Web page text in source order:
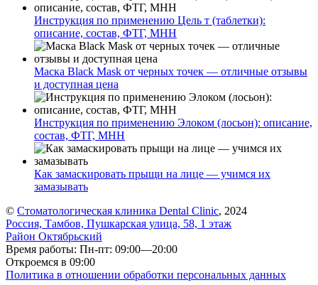
Инструкция по применению Цель т (таблетки):
описание, состав, ФТГ, МНН
Маска Black Mask от черных точек — отличные отзывы
и доступная цена
Инструкция по применению Элоком (лосьон): описание,
состав, ФТГ, МНН
Как замаскировать прыщи на лице — учимся их
замазывать
© Стоматологическая клиника Dental Clinic, 2024
Россия, Тамбов, Пушкарская улица, 58, 1 этаж
Район Октябрьский
Время работы: Пн-пт: 09:00—20:00
Откроемся в 09:00
Политика в отношении обработки персональных данных